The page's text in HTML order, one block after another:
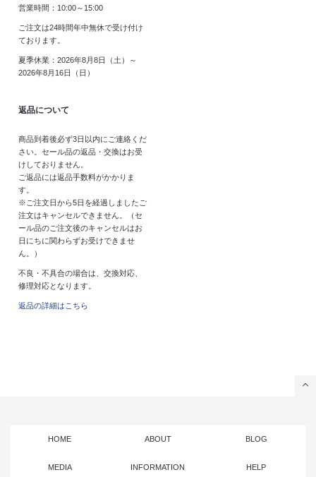
営業時間：10:00～15:00
ご注文は24時間年中無休で受け付け
ております。
夏季休業：2026年8月8日（土）～
2026年8月16日（日）
返品について
商品到着後必ず3日以内にご連絡くだ
さい。セール品の返品・交換はお受
けしておりません。
ご返品には返品手数料がかかりま
す。
※ご注文日から5日を経過しましたご
注文はキャンセルできません。（セ
ール品のご注文後のキャンセルはお
日にちに関わらずお受けできませ
ん。）
不良・不具合の場合は、交換対応、
修理対応となります。
返品の詳細はこちら
HOME ABOUT BLOG
MEDIA INFORMATION HELP